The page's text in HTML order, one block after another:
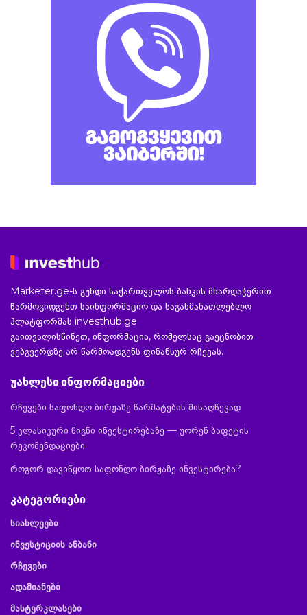
Marketer.ge-ს გუნდი საქართველოს ბანკის მხარდაჭერით
წარმოგიდგენთ საინფორმაციო და საგანმანათლებლო
პლატფორმას investhub.ge
გაითვალისწინეთ, ინფორმაცია, რომელსაც გაეცნობით
ვებგვერდზე არ წარმოადგენს ფინანსურ რჩევას.
უახლესი ინფორმაციები
რჩევები საფონდო ბირჟაზე წარმატების მისაღწევად
5 კლასიკური წიგნი ინვესტირებაზე — უორენ ბაფეტის
რეკომენდაციები
როგორ დავიწყოთ საფონდო ბირჟაზე ინვესტირება?
კატეგორიები
სიახლეები
ინვესტიციის ანბანი
რჩევები
ადამიანები
მასტერკლასები